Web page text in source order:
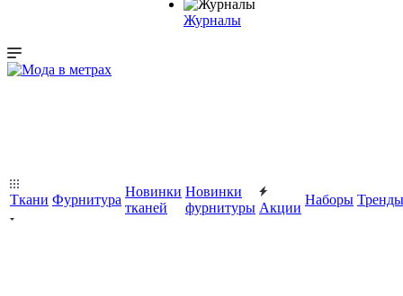
Журналы
Ткани Фурнитура
Новинки
тканей
Новинки
фурнитуры Акции
Наборы Тренды